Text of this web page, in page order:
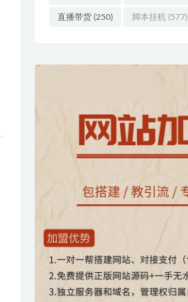
直播带货 (250) 脚本挂机(577)